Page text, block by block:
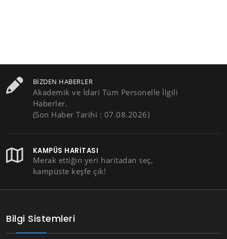
BIZDEN HABERLER
Akademik ve İdari Tüm Personelle İlgili
Haberler.
(Son Haber Tarihi : 07.08.2026)
KAMPÜS HARITASI
Merak ettiğin yeri haritadan seç,
kampüste keşfe çık!
Bilgi Sistemleri